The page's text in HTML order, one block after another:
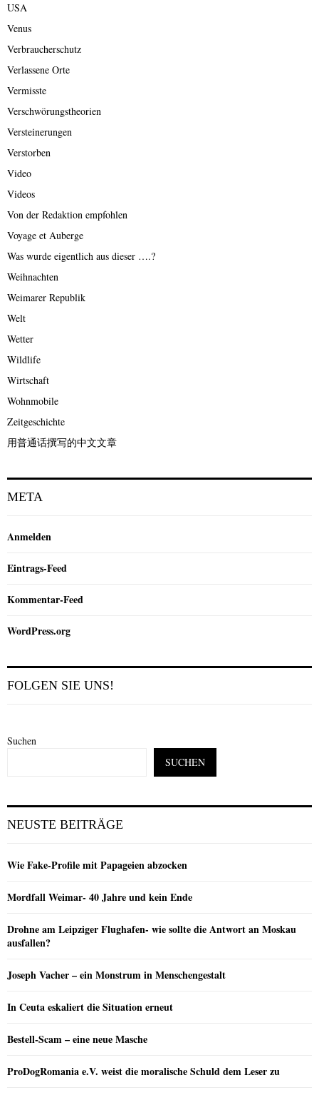
USA
Venus
Verbraucherschutz
Verlassene Orte
Vermisste
Verschwörungstheorien
Versteinerungen
Verstorben
Video
Videos
Von der Redaktion empfohlen
Voyage et Auberge
Was wurde eigentlich aus dieser ….?
Weihnachten
Weimarer Republik
Welt
Wetter
Wildlife
Wirtschaft
Wohnmobile
Zeitgeschichte
用普通话撰写的中文文章
META
Anmelden
Eintrags-Feed
Kommentar-Feed
WordPress.org
FOLGEN SIE UNS!
Suchen
SUCHEN
NEUSTE BEITRÄGE
Wie Fake-Profile mit Papageien abzocken
Mordfall Weimar- 40 Jahre und kein Ende
Drohne am Leipziger Flughafen- wie sollte die Antwort an Moskau
ausfallen?
Joseph Vacher – ein Monstrum in Menschengestalt
In Ceuta eskaliert die Situation erneut
Bestell-Scam – eine neue Masche
ProDogRomania e.V. weist die moralische Schuld dem Leser zu